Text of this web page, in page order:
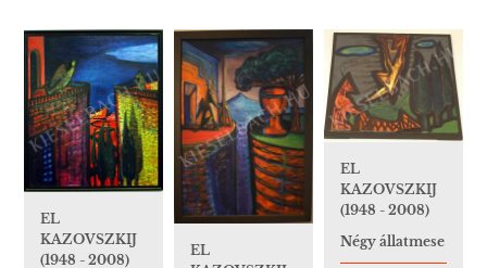
EL
KAZOVSZKIJ
(1948 - 2008)
EL
EL
KAZOVSZKIJ
(1948 - 2008)
Négy állatmese